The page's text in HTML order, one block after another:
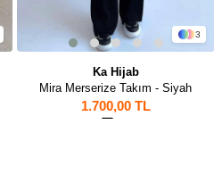
3
Ka Hijab
Mira Merserize Takım - Siyah
1.700,00 TL